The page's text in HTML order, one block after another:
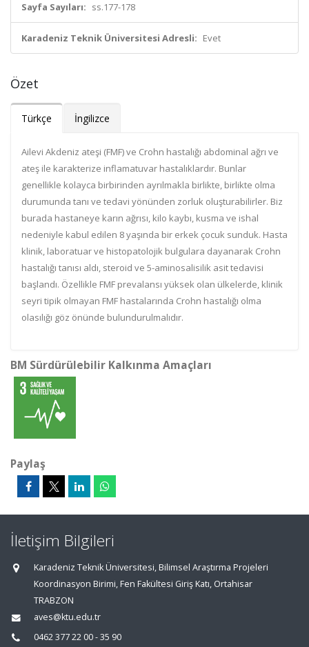
Sayfa Sayıları: ss.177-178
Karadeniz Teknik Üniversitesi Adresli: Evet
Özet
Türkçe İngilizce
Ailevi Akdeniz ateşi (FMF) ve Crohn hastalığı abdominal ağrı ve
ateş ile karakterize inflamatuvar hastalıklardır. Bunlar
genellikle kolayca birbirinden ayrılmakla birlikte, birlikte olma
durumunda tanı ve tedavi yönünden zorluk oluşturabilirler. Biz
burada hastaneye karın ağrısı, kilo kaybı, kusma ve ishal
nedeniyle kabul edilen 8 yaşında bir erkek çocuk sunduk. Hasta
klinik, laboratuar ve histopatolojik bulgulara dayanarak Crohn
hastalığı tanısı aldı, steroid ve 5-aminosalisilik asit tedavisi
başlandı. Özellikle FMF prevalansı yüksek olan ülkelerde, klinik
seyri tipik olmayan FMF hastalarında Crohn hastalığı olma
olasılığı göz önünde bulundurulmalıdır.
BM Sürdürülebilir Kalkınma Amaçları
Paylaş
İletişim Bilgileri
Karadeniz Teknik Üniversitesi, Bilimsel Araştırma Projeleri
Koordinasyon Birimi, Fen Fakültesi Giriş Katı, Ortahisar
TRABZON
aves@ktu.edu.tr
0462 377 22 00 - 35 90